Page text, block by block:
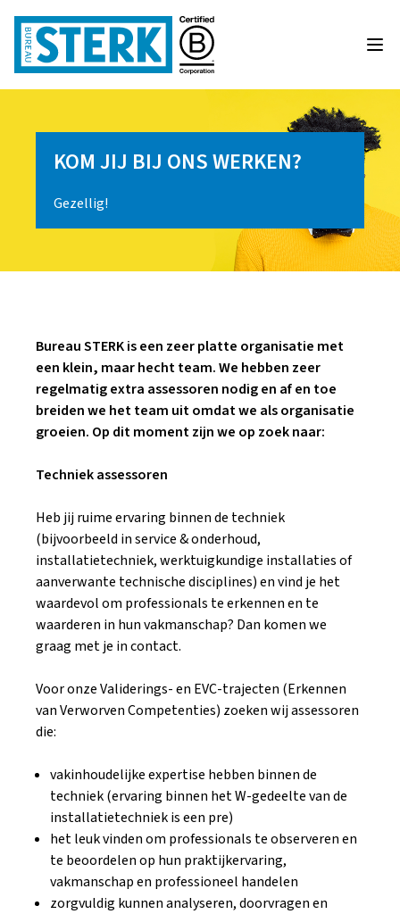
KOM JIJ BIJ ONS WERKEN?
Gezellig!
Bureau STERK is een zeer platte organisatie met
een klein, maar hecht team. We hebben zeer
regelmatig extra assessoren nodig en af en toe
breiden we het team uit omdat we als organisatie
groeien. Op dit moment zijn we op zoek naar:
Techniek assessoren
Heb jij ruime ervaring binnen de techniek
(bijvoorbeeld in service & onderhoud,
installatietechniek, werktuigkundige installaties of
aanverwante technische disciplines) en vind je het
waardevol om professionals te erkennen en te
waarderen in hun vakmanschap? Dan komen we
graag met je in contact.
Voor onze Validerings- en EVC-trajecten (Erkennen
van Verworven Competenties) zoeken wij assessoren
die:
vakinhoudelijke expertise hebben binnen de
techniek (ervaring binnen het W-gedeelte van de
installatietechniek is een pre)
het leuk vinden om professionals te observeren en
te beoordelen op hun praktijkervaring,
vakmanschap en professioneel handelen
zorgvuldig kunnen analyseren, doorvragen en